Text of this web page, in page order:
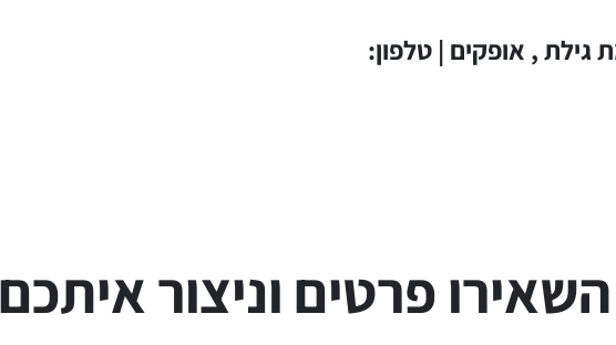
, אופקים | טלפון:
השאירו פרטים וניצור